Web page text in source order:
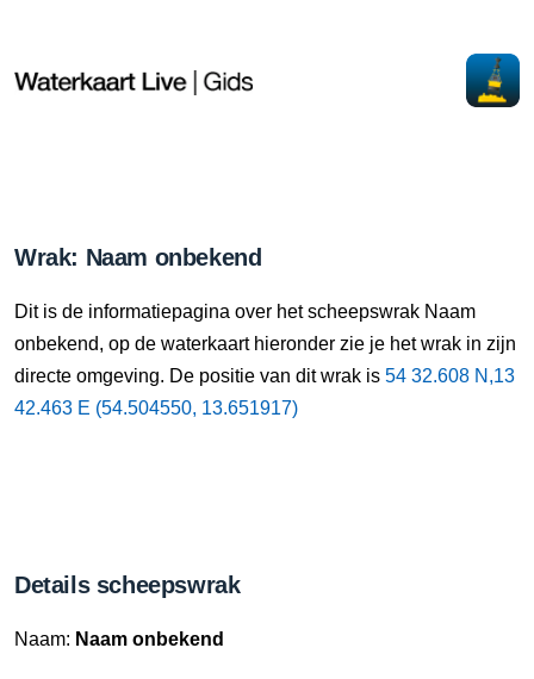
Wrak: Naam onbekend
Dit is de informatiepagina over het scheepswrak Naam
onbekend, op de waterkaart hieronder zie je het wrak in zijn
directe omgeving. De positie van dit wrak is 54 32.608 N,13
42.463 E (54.504550, 13.651917)
Details scheepswrak
Naam: Naam onbekend